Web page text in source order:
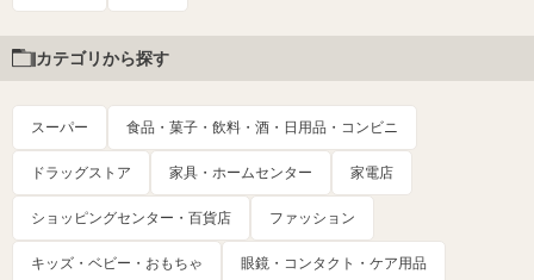
カテゴリから探す
スーパー 食品・菓子・飲料・酒・日用品・コンビニ
ドラッグストア 家具・ホームセンター 家電店
ショッピングセンター・百貨店 ファッション
キッズ・ベビー・おもちゃ 眼鏡・コンタクト・ケア用品